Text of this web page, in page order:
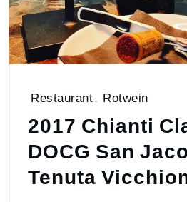
Restaurant, Rotwein
2017 Chianti
DOCG San
Tenuta